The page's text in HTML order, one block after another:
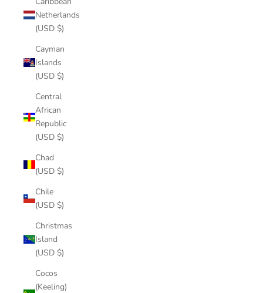
Netherlands
(USD $)
Cayman
Islands
(USD $)
Central
African
Republic
(USD $)
Chad
(USD $)
Chile
(USD $)
Christmas
Island
(USD $)
Cocos
(Keeling)